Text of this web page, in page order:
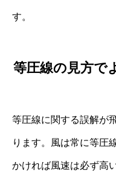
す。
等圧線の見方で
等圧線に関する誤解が
ります。風は常に等圧
かければ風速は必ず高